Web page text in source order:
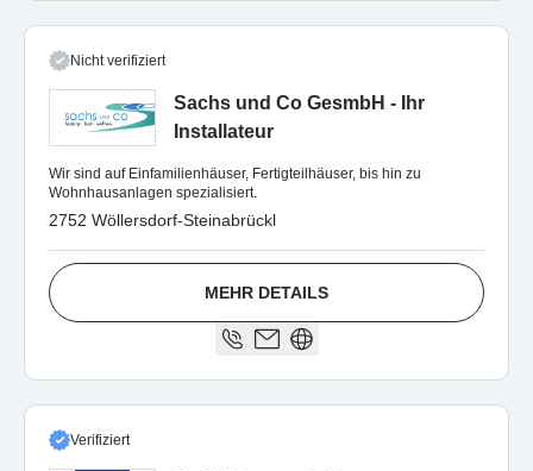
Nicht verifiziert
Sachs und Co GesmbH - Ihr
Installateur
Wir sind auf Einfamilienhäuser, Fertigteilhäuser, bis hin zu
Wohnhausanlagen spezialisiert.
2752 Wöllersdorf-Steinabrückl
MEHR DETAILS
Verifiziert